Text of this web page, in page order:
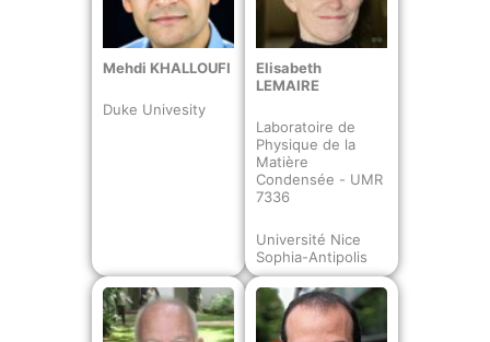
Mehdi KHALLOUFI
Duke Univesity
Elisabeth
LEMAIRE
Laboratoire de
Physique de la
Matière
Condensée - UMR
7336
Université Nice
Sophia-Antipolis